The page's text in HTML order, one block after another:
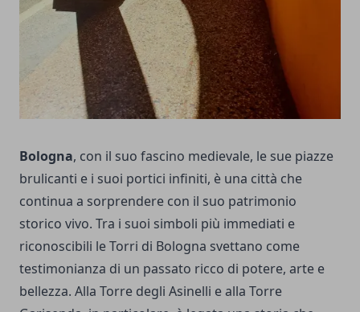
Bologna, con il suo fascino medievale, le sue piazze
brulicanti e i suoi portici infiniti, è una città che
continua a sorprendere con il suo patrimonio
storico vivo. Tra i suoi simboli più immediati e
riconoscibili le Torri di Bologna svettano come
testimonianza di un passato ricco di potere, arte e
bellezza. Alla Torre degli Asinelli e alla Torre